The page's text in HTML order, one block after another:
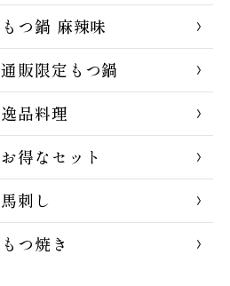
もつ鍋 麻辣味
通販限定もつ鍋
逸品料理
お得なセット
馬刺し
もつ焼き